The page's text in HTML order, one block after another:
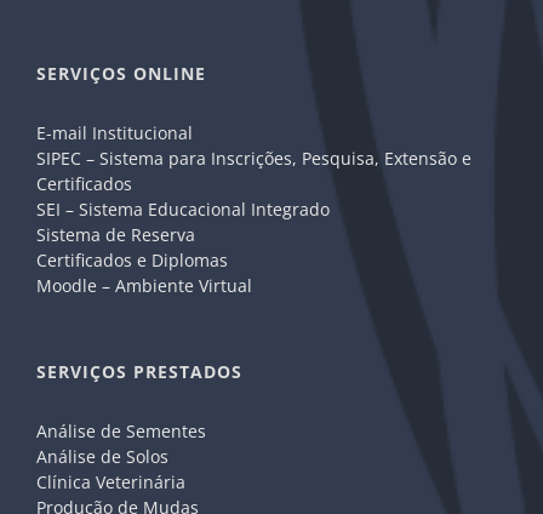
SERVIÇOS ONLINE
E-mail Institucional
SIPEC – Sistema para Inscrições, Pesquisa, Extensão e
Certificados
SEI – Sistema Educacional Integrado
Sistema de Reserva
Certificados e Diplomas
Moodle – Ambiente Virtual
SERVIÇOS PRESTADOS
Análise de Sementes
Análise de Solos
Clínica Veterinária
Produção de Mudas